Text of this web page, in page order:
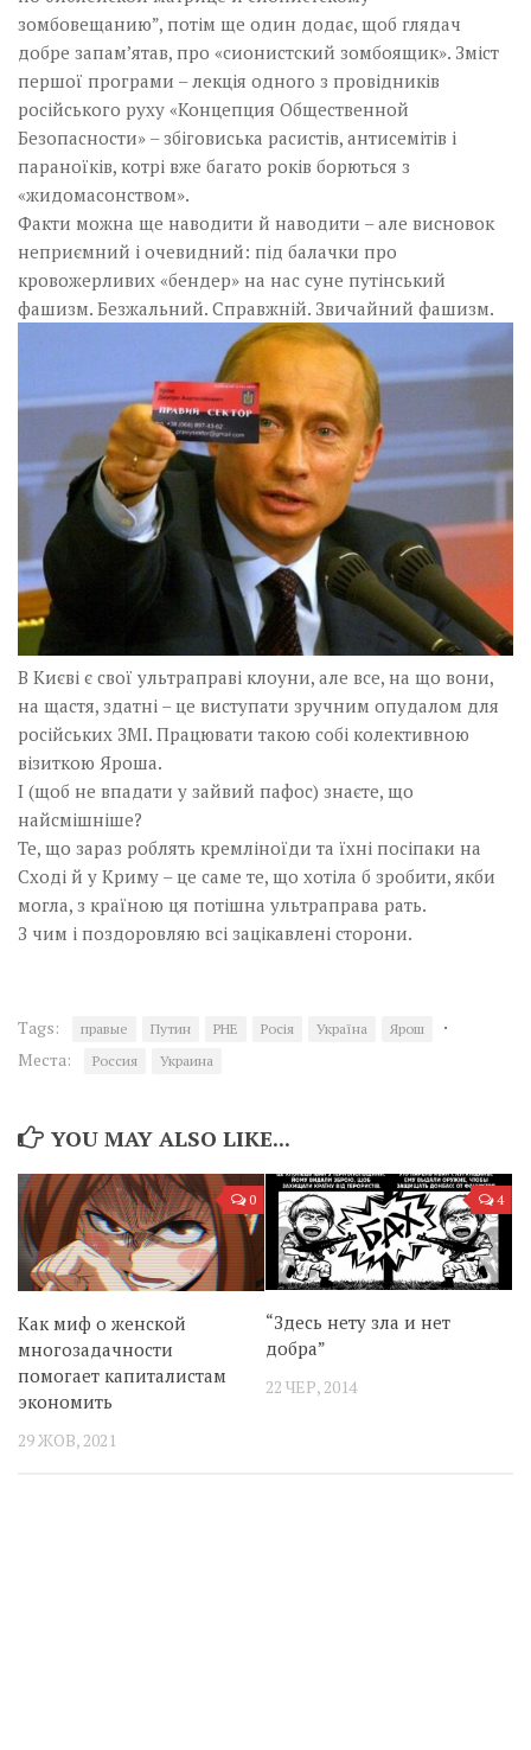
зомбовещанию”, потім ще один додає, щоб глядач
добре запам’ятав, про «сионистский зомбоящик». Зміст
першої програми – лекція одного з провідників
російського руху «Концепция Общественной
Безопасности» – збіговиська расистів, антисемітів і
параноїків, котрі вже багато років борються з
«жидомасонством».
Факти можна ще наводити й наводити – але висновок
неприємний і очевидний: під балачки про
кровожерливих «бендер» на нас суне путінський
фашизм. Безжальний. Справжній. Звичайний фашизм.
В Києві є свої ультраправі клоуни, але все, на що вони,
на щастя, здатні – це виступати зручним опудалом для
російських ЗМІ. Працювати такою собі колективною
візиткою Яроша.
І (щоб не впадати у зайвий пафос) знаєте, що
найсмішніше?
Те, що зараз роблять кремліноїди та їхні посіпаки на
Сході й у Криму – це саме те, що хотіла б зробити, якби
могла, з країною ця потішна ультраправа рать.
З чим і поздоровляю всі зацікавлені сторони.
Tags: правые Путин РНЕ Росія Україна Ярош ·
Места: Россия Украина
YOU MAY ALSO LIKE...
0
Как миф о женской
многозадачности
помогает капиталистам
экономить
29 ЖОВ, 2021
4
“Здесь нету зла и нет
добра”
22 ЧЕР, 2014